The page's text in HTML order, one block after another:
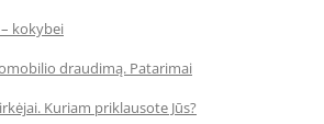
kokybei
draudimą. Patarimai
Kuriam priklausote Jūs?